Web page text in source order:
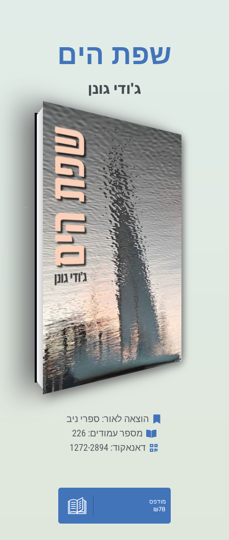
שפת הים
ג'ודי גונן
הוצאה לאור: ספרי ניב
מספר עמודים: 226
דאנאקוד: 1272-2894
מודפס
₪78